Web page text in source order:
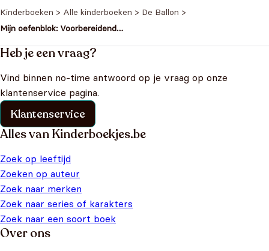
Kinderboeken > Alle kinderboeken > De Ballon >
Mijn oefenblok: Voorbereidend
Heb je een vraag?
Vind binnen no-time antwoord op je vraag op onze
klantenservice pagina.
Klantenservice
Alles van Kinderboekjes.be
Zoek op leeftijd
Zoeken op auteur
Zoek naar merken
Zoek naar series of karakters
Zoek naar een soort boek
Over ons